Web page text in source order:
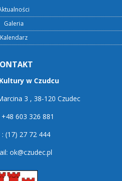
Galeria
Kalendarz
w Czudcu
3 , 38-120 Czudec
+48 603 326 881
: (17) 27 72 444
ok@czudec.pl